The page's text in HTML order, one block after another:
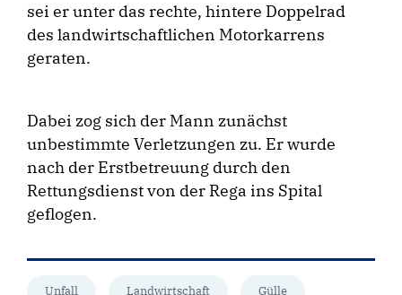
sei er unter das rechte, hintere Doppelrad
des landwirtschaftlichen Motorkarrens
geraten.
Dabei zog sich der Mann zunächst
unbestimmte Verletzungen zu. Er wurde
nach der Erstbetreuung durch den
Rettungsdienst von der Rega ins Spital
geflogen.
Unfall Landwirtschaft Gülle